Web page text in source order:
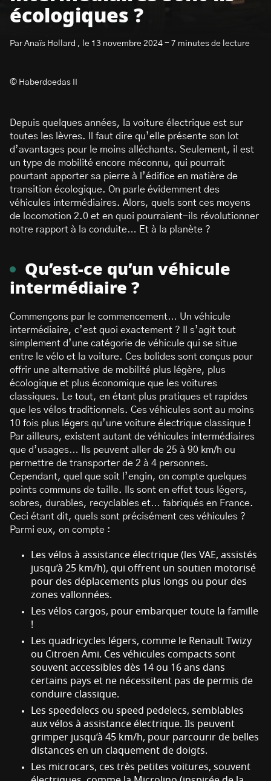
écologiques ?
Par Anaïs Hollard , le 13 novembre 2024 - 7 minutes de lecture
© Haberdoedas II
Depuis quelques années, la voiture électrique est sur
toutes les lèvres. Il faut dire qu’elle présente son lot
d’avantages pour le moins alléchants. Seulement, il est
un type de mobilité encore méconnu, qui pourrait
pourtant apporter sa pierre à l’édifice en matière de
transition écologique. On parle évidemment des
véhicules intermédiaires. Alors, quels sont ces moyens
de locomotion 2.0 et en quoi pourraient-ils révolutionner
notre rapport à la conduite… Et à la planète ?
Qu’est-ce qu’un véhicule
intermédiaire ?
Commençons par le commencement… Un véhicule
intermédiaire, c’est quoi exactement ? Il s’agit tout
simplement d’une catégorie de véhicule qui se situe
entre le vélo et la voiture. Ces bolides sont conçus pour
offrir une alternative de mobilité plus légère, plus
écologique et plus économique que les voitures
classiques. Le tout, en étant plus pratiques et rapides
que les vélos traditionnels. Ces véhicules sont au moins
10 fois plus légers qu’une voiture électrique classique !
Par ailleurs, existent autant de véhicules intermédiaires
que d’usages… Ils peuvent aller de 25 à 90 km/h ou
permettre de transporter de 2 à 4 personnes.
Cependant, quel que soit l’engin, on compte quelques
points communs de taille. Ils sont en effet tous légers,
sobres, durables, recyclables et… fabriqués en France.
Ceci étant dit, quels sont précisément ces véhicules ?
Parmi eux, on compte :
Les vélos à assistance électrique (les VAE, assistés
jusqu’à 25 km/h), qui offrent un soutien motorisé
pour des déplacements plus longs ou pour des
zones vallonnées.
Les vélos cargos, pour embarquer toute la famille
!
Les quadricycles légers, comme le Renault Twizy
ou Citroën Ami. Ces véhicules compacts sont
souvent accessibles dès 14 ou 16 ans dans
certains pays et ne nécessitent pas de permis de
conduire classique.
Les speedelecs ou speed pedelecs, semblables
aux vélos à assistance électrique. Ils peuvent
grimper jusqu’à 45 km/h, pour parcourir de belles
distances en un claquement de doigts.
Les microcars, ces très petites voitures, souvent
S’abonner à la newsletter